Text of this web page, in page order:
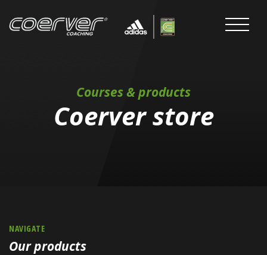
Courses & products
Coerver store
NAVIGATE
Our products